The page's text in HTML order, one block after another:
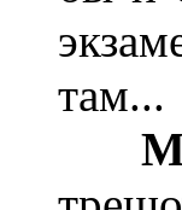
там...